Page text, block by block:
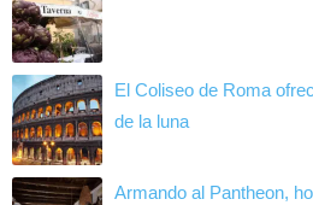
El Coliseo de Roma
de la luna
Armando al Pantheon,